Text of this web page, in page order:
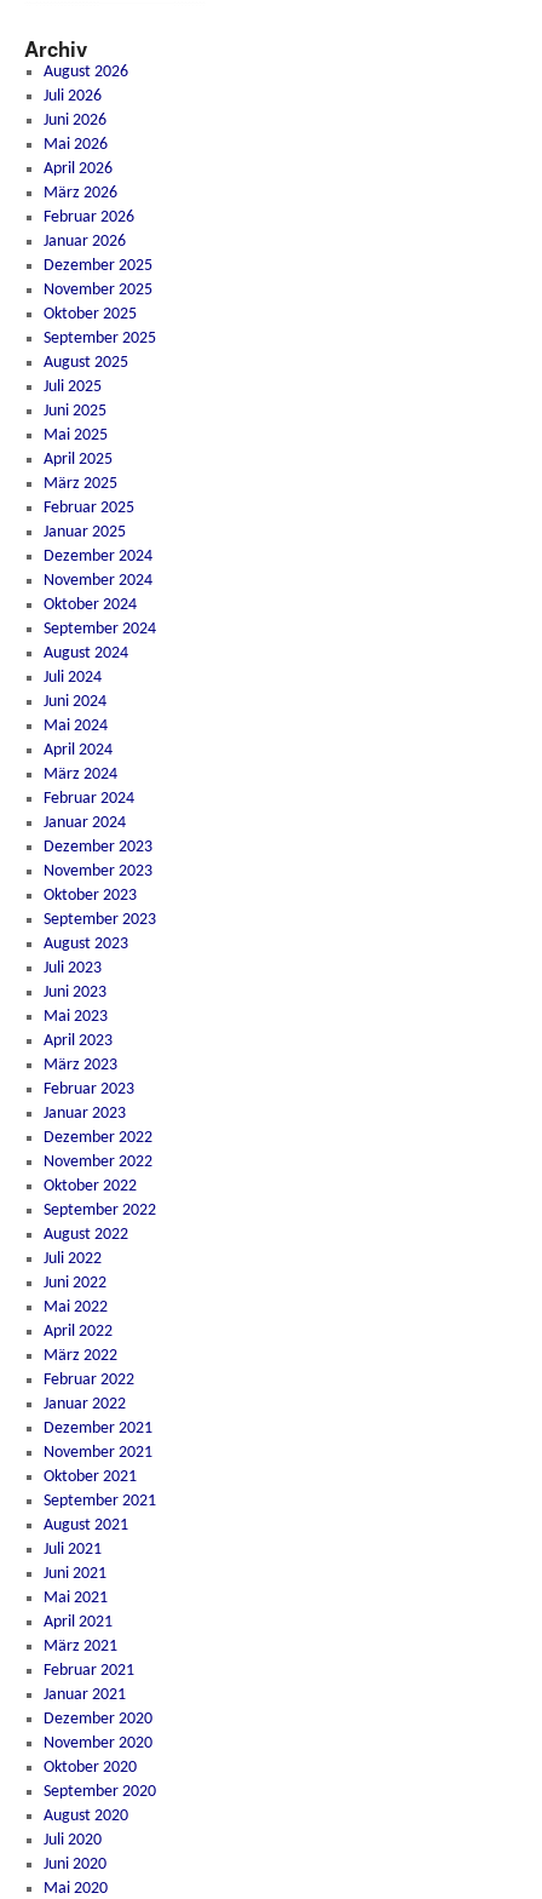
Archiv
August 2026
Juli 2026
Juni 2026
Mai 2026
April 2026
März 2026
Februar 2026
Januar 2026
Dezember 2025
November 2025
Oktober 2025
September 2025
August 2025
Juli 2025
Juni 2025
Mai 2025
April 2025
März 2025
Februar 2025
Januar 2025
Dezember 2024
November 2024
Oktober 2024
September 2024
August 2024
Juli 2024
Juni 2024
Mai 2024
April 2024
März 2024
Februar 2024
Januar 2024
Dezember 2023
November 2023
Oktober 2023
September 2023
August 2023
Juli 2023
Juni 2023
Mai 2023
April 2023
März 2023
Februar 2023
Januar 2023
Dezember 2022
November 2022
Oktober 2022
September 2022
August 2022
Juli 2022
Juni 2022
Mai 2022
April 2022
März 2022
Februar 2022
Januar 2022
Dezember 2021
November 2021
Oktober 2021
September 2021
August 2021
Juli 2021
Juni 2021
Mai 2021
April 2021
März 2021
Februar 2021
Januar 2021
Dezember 2020
November 2020
Oktober 2020
September 2020
August 2020
Juli 2020
Juni 2020
Mai 2020